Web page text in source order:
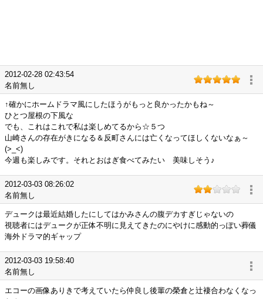
2012-02-28 02:43:54
名前無し
↑確かにホームドラマ風にしたほうがもっと良かったかもね～
ひとつ屋根の下風な
でも、これはこれで私は楽しめてるから☆５つ
山崎さんの存在がきになる＆反町さんには亡くなってほしくないなぁ～
(>_<)
今週も楽しみです。それとおはぎ食べてみたい 美味しそう♪
2012-03-03 08:26:02
名前無し
デュークは最近結婚したにしてはかみさんの腹デカすぎじゃないの
視聴者にはデュークが正体不明に見えてきたのにやけに感動的っぽい葬儀
海外ドラマ的ギャップ
2012-03-03 19:58:40
名前無し
エコーの画像ありきで考えていたら仲良し後輩の榮倉と辻褄合わなくなっ